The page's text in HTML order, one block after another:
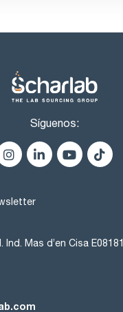
Síguenos:
Ind. Mas d’en Cisa